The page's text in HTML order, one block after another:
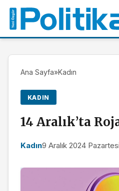
Ana Sayfa»Kadın
KADIN
14 Aralık’ta
Kadın9 Aralık 2024